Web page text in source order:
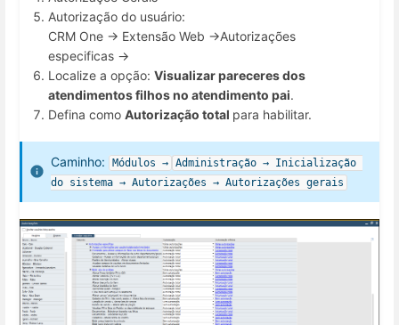
Autorização do usuário:
CRM One -> Extensão Web ->Autorizações
especificas ->
Localize a opção: Visualizar pareceres dos
atendimentos filhos no atendimento pai.
Defina como Autorização total para habilitar.
Caminho: Módulos → Administração → Inicialização
do sistema → Autorizações → Autorizações gerais